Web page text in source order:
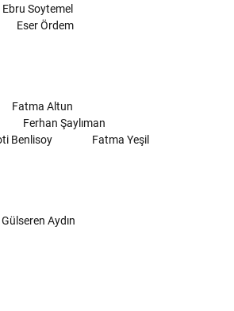
Ebru Soytemel
Eser Ördem
Fatma Altun
Ferhan Şaylıman
Benlisoy Fatma Yeşil
Gülseren Aydın